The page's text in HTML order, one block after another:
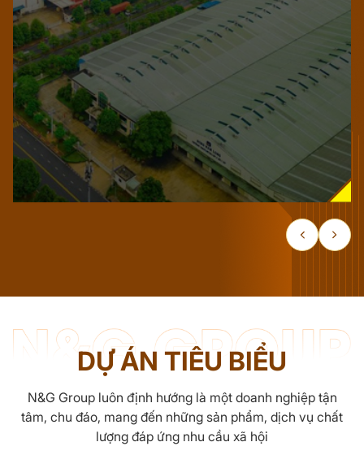
DỰ ÁN TIÊU BIỂU
N&G Group luôn định hướng là một doanh nghiệp tận
tâm, chu đáo, mang đến những sản phẩm, dịch vụ chất
lượng đáp ứng nhu cầu xã hội